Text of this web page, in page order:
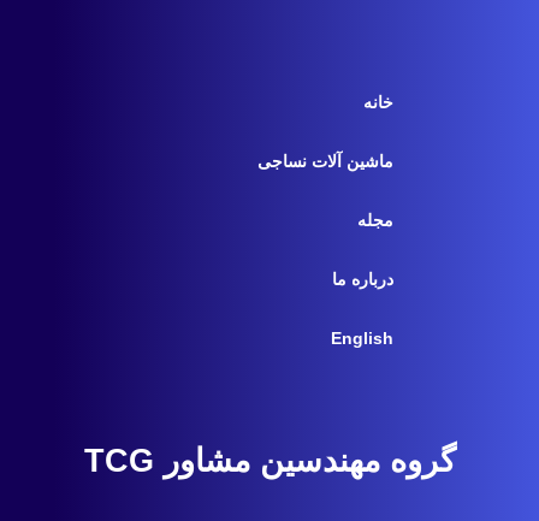
خانه
ماشین آلات نساجی
مجله
درباره ما
English
گروه مهندسین مشاور TCG